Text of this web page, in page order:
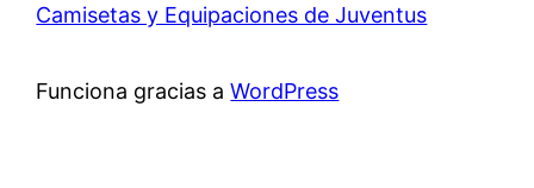
Camisetas y Equipaciones de Juventus
Funciona gracias aWordPress